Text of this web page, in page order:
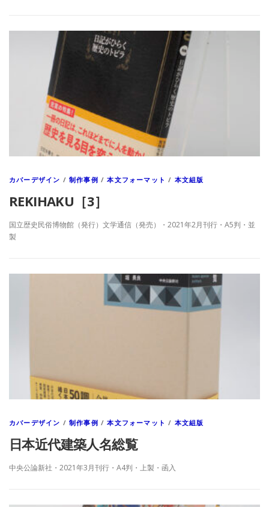
カバーデザイン /制作事例 /本文フォーマット / 本文組版
REKIHAKU［3］
国立歴史民俗博物館（発行）文学通信（発売）・2021年2月刊行・A5判・並
製
カバーデザイン /制作事例 /本文フォーマット / 本文組版
日本近代建築人名総覧
中央公論新社・2021年3月刊行・A4判・上製・函入